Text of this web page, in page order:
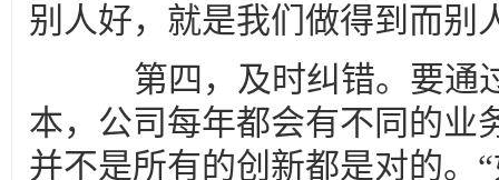
别人好，就是我们做得到而别
第四，及时纠错。要通
本，公司每年都会有不同的业
并不是所有的创新都是对的。